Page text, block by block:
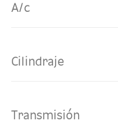
A/c
Cilindraje
Transmisión